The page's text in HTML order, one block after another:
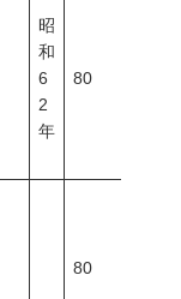
昭
和
6
2
年
80
80